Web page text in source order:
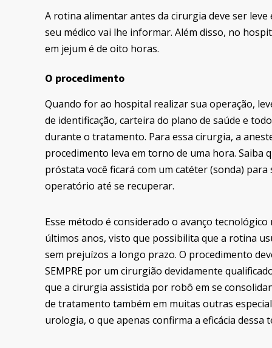
A rotina alimentar antes da cirurgia deve ser
seu médico vai lhe informar. Além disso, no
em jejum é de oito horas.
O procedimento
Quando for ao hospital realizar sua operação,
de identificação, carteira do plano de saúde e
durante o tratamento. Para essa cirurgia, a
procedimento leva em torno de uma hora. Saiba
próstata você ficará com um catéter (sonda)
operatório até se recuperar.
Esse método é considerado o avanço
últimos anos, visto que possibilita que a rotina
sem prejuízos a longo prazo. O procedimento
SEMPRE por um cirurgião devidamente
que a cirurgia assistida por robô em se
de tratamento também em muitas outras
urologia, o que apenas confirma a eficácia dessa